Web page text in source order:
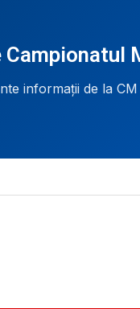
informații de la CM